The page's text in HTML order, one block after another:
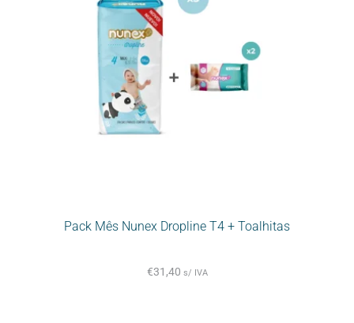
Pack Mês Nunex Dropline T4 + Toalhitas
€31,40 s/ IVA